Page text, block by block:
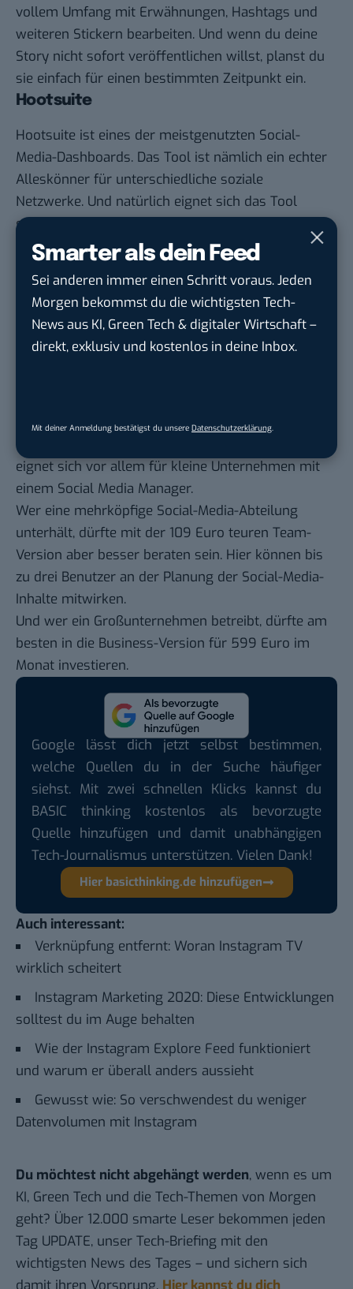
Smarter als dein Feed
Sei anderen immer einen Schritt voraus. Jeden
Morgen bekommst du die wichtigsten Tech-
News aus KI, Green Tech & digitaler Wirtschaft –
direkt, exklusiv und kostenlos in deine Inbox.
Mit deiner Anmeldung bestätigst du unsere Datenschutzerklärung
vollem Umfang mit Erwähnungen, Hashtags und
weiteren Stickern bearbeiten. Und wenn du deine
Story nicht sofort veröffentlichen willst, planst du
sie einfach für einen bestimmten Zeitpunkt ein.
Hootsuite
Hootsuite ist eines der meistgenutzten Social-
Media-Dashboards. Das Tool ist nämlich ein echter
Alleskönner für unterschiedliche soziale
Netzwerke. Und natürlich eignet sich das Tool
gerade auch für Instagram. Denn mit Hootsuite
kannst du Feed-Beiträge und Stories erstellen,
Außerdem können wir unsere Beiträge mit
Hootsuite auch gleich überwachen und analysieren.
Das heißt, wir können etwa beobachten, wie viele
Nutzer wir mit unseren Beiträgen erreichen und wie
Danach kostet das Tool in der günstigsten
Professional-Version 25 Euro im Monat. Der Tarif
eignet sich vor allem für kleine Unternehmen mit
einem Social Media Manager.
Wer eine mehrköpfige Social-Media-Abteilung
unterhält, dürfte mit der 109 Euro teuren Team-
Version aber besser beraten sein. Hier können bis
zu drei Benutzer an der Planung der Social-Media-
Inhalte mitwirken.
Und wer ein Großunternehmen betreibt, dürfte am
besten in die Business-Version für 599 Euro im
Monat investieren.
Google lässt dich jetzt selbst bestimmen,
welche Quellen du in der Suche häufiger
siehst. Mit zwei schnellen Klicks kannst du
BASIC thinking kostenlos als bevorzugte
Quelle hinzufügen und damit unabhängigen
Tech-Journalismus unterstützen. Vielen Dank!
Hier basicthinking.de hinzufügen
Auch interessant:
Verknüpfung entfernt: Woran Instagram TV
wirklich scheitert
Instagram Marketing 2020: Diese Entwicklungen
solltest du im Auge behalten
Wie der Instagram Explore Feed funktioniert
und warum er überall anders aussieht
Gewusst wie: So verschwendest du weniger
Datenvolumen mit Instagram
Du möchtest nicht abgehängt werden, wenn es um
KI, Green Tech und die Tech-Themen von Morgen
geht? Über 12.000 smarte Leser bekommen jeden
Tag UPDATE, unser Tech-Briefing mit den
wichtigsten News des Tages – und sichern sich
damit ihren Vorsprung. Hier kannst du dich